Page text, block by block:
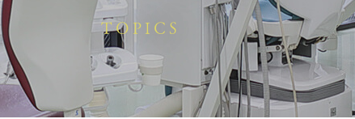
TOPICS